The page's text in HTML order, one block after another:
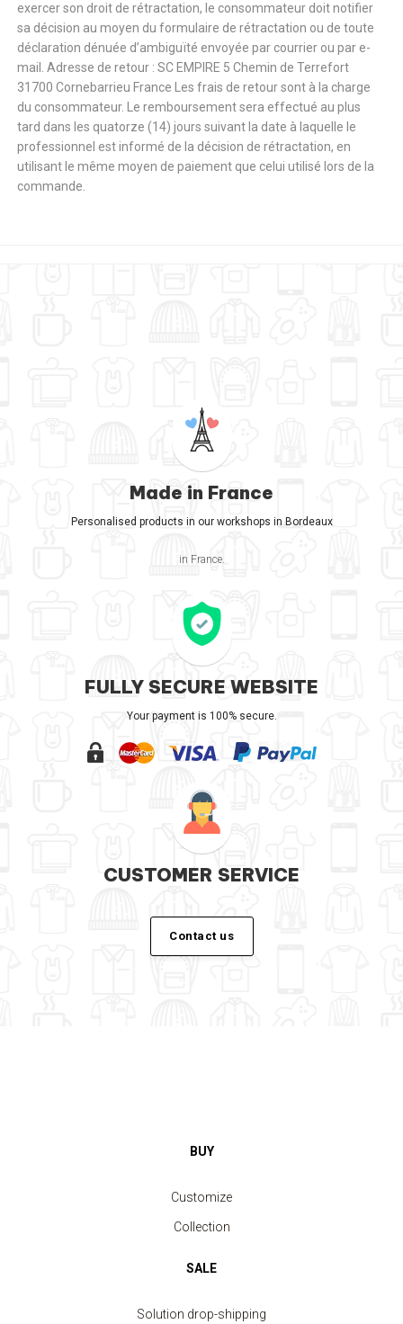
exercer son droit de rétractation, le consommateur doit notifier
sa décision au moyen du formulaire de rétractation ou de toute
déclaration dénuée d’ambiguïté envoyée par courrier ou par e-
mail. Adresse de retour : SC EMPIRE 5 Chemin de Terrefort
31700 Cornebarrieu France Les frais de retour sont à la charge
du consommateur. Le remboursement sera effectué au plus
tard dans les quatorze (14) jours suivant la date à laquelle le
professionnel est informé de la décision de rétractation, en
utilisant le même moyen de paiement que celui utilisé lors de la
commande.
Made in France
Personalised products in our workshops in Bordeaux
in France.
FULLY SECURE WEBSITE
Your payment is 100% secure.
CUSTOMER SERVICE
Contact us
BUY
Customize
Collection
SALE
Solution drop-shipping